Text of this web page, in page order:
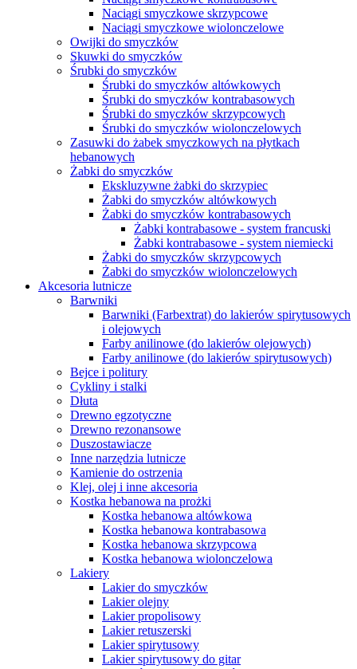
Naciągi smyczkowe skrzypcowe
Naciągi smyczkowe wiolonczelowe
Owijki do smyczków
Skuwki do smyczków
Śrubki do smyczków
Śrubki do smyczków altówkowych
Śrubki do smyczków kontrabasowych
Śrubki do smyczków skrzypcowych
Śrubki do smyczków wiolonczelowych
Zasuwki do żabek smyczkowych na płytkach
hebanowych
Żabki do smyczków
Ekskluzywne żabki do skrzypiec
Żabki do smyczków altówkowych
Żabki do smyczków kontrabasowych
Żabki kontrabasowe - system francuski
Żabki kontrabasowe - system niemiecki
Żabki do smyczków skrzypcowych
Żabki do smyczków wiolonczelowych
Akcesoria lutnicze
Barwniki
Barwniki (Farbextrat) do lakierów spirytusowych
i olejowych
Farby anilinowe (do lakierów olejowych)
Farby anilinowe (do lakierów spirytusowych)
Bejce i politury
Cykliny i stalki
Dłuta
Drewno egzotyczne
Drewno rezonansowe
Duszostawiacze
Inne narzędzia lutnicze
Kamienie do ostrzenia
Klej, olej i inne akcesoria
Kostka hebanowa na prożki
Kostka hebanowa altówkowa
Kostka hebanowa kontrabasowa
Kostka hebanowa skrzypcowa
Kostka hebanowa wiolonczelowa
Lakiery
Lakier do smyczków
Lakier olejny
Lakier propolisowy
Lakier retuszerski
Lakier spirytusowy
Lakier spirytusowy do gitar